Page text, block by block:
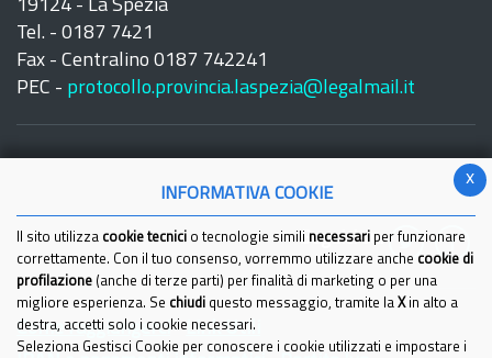
19124 - La Spezia
Tel. - 0187 7421
Fax - Centralino 0187 742241
PEC - protocollo.provincia.laspezia@legalmail.it
Seguici su:
Come raggiungerci
Link Utili
x
INFORMATIVA COOKIE
Il sito utilizza cookie tecnici o tecnologie simili necessari per funzionare
correttamente. Con il tuo consenso, vorremmo utilizzare anche cookie di
profilazione (anche di terze parti) per finalità di marketing o per una
migliore esperienza. Se chiudi questo messaggio, tramite la Xin alto a
destra, accetti solo i cookie necessari.
Seleziona Gestisci Cookie per conoscere i cookie utilizzati e impostare i